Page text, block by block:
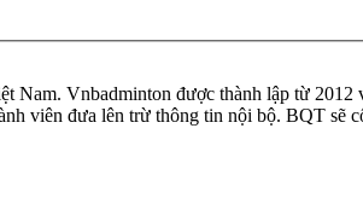
Nam. Vnbadminton được thành lập từ
viên đưa lên trừ thông tin nội bộ. BQT sẽ